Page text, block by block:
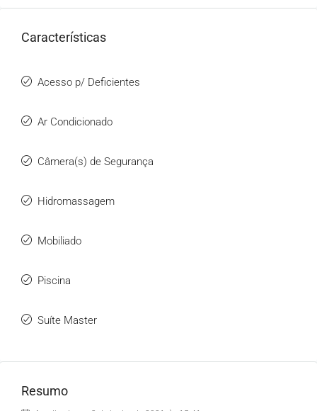
Características
Acesso p/ Deficientes
Ar Condicionado
Câmera(s) de Segurança
Hidromassagem
Mobiliado
Piscina
Suíte Master
Resumo